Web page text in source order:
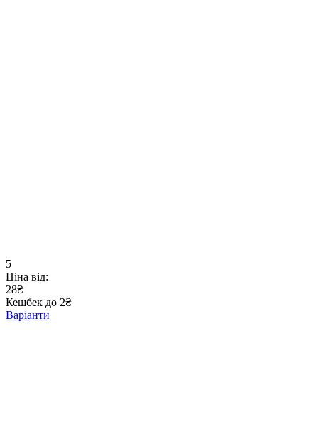
5
Ціна від:
28₴
Кешбек до 2₴
Варіанти